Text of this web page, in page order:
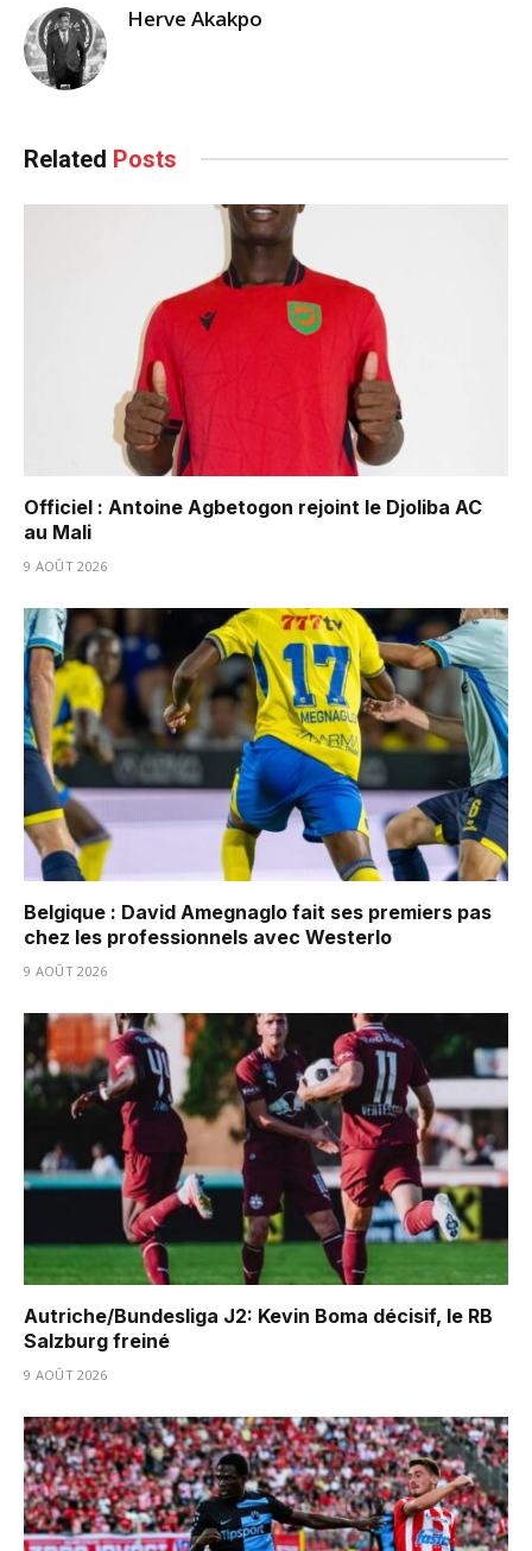
Herve Akakpo
Related Posts
Officiel : Antoine Agbetogon rejoint le Djoliba AC
au Mali
9 AOÛT 2026
Belgique : David Amegnaglo fait ses premiers pas
chez les professionnels avec Westerlo
9 AOÛT 2026
Autriche/Bundesliga J2: Kevin Boma décisif, le RB
Salzburg freiné
9 AOÛT 2026